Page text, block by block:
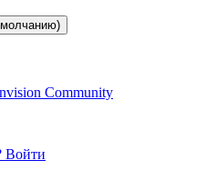
Community
Войти